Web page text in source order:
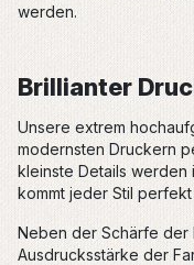
werden.
Brillianter
Unsere extrem
modernsten Druckern
kleinste Details
kommt jeder Stil perfekt
Neben der Schärfe der
Ausdrucksstärke der